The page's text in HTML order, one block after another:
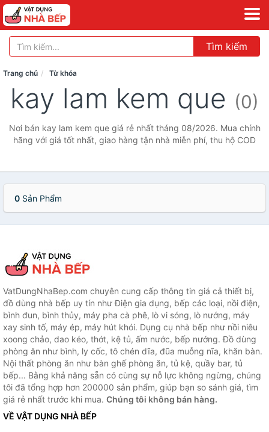
Tìm kiếm
Trang chủ Từ khóa
kay lam kem que (0)
Nơi bán kay lam kem que giá rẻ nhất tháng 08/2026. Mua chính
hãng với giá tốt nhất, giao hàng tận nhà miễn phí, thu hộ COD
0 Sản Phẩm
VatDungNhaBep.com chuyên cung cấp thông tin giá cả thiết bị,
đồ dùng nhà bếp uy tín như Điện gia dụng, bếp các loại, nồi điện,
bình đun, bình thủy, máy pha cà phê, lò vi sóng, lò nướng, máy
xay sinh tố, máy ép, máy hút khói. Dụng cụ nhà bếp như nồi niêu
xoong chảo, dao kéo, thớt, kệ tủ, ấm nước, bếp nướng. Đồ dùng
phòng ăn như bình, ly cốc, tô chén dĩa, đũa muỗng nĩa, khăn bàn.
Nội thất phòng ăn như bàn ghế phòng ăn, tủ kệ, quầy bar, tủ
bếp... Bằng khả năng sẵn có cùng sự nỗ lực không ngừng, chúng
tôi đã tổng hợp hơn 200000 sản phẩm, giúp bạn so sánh giá, tìm
giá rẻ nhất trước khi mua. Chúng tôi không bán hàng.
VỀ VẬT DỤNG NHÀ BẾP